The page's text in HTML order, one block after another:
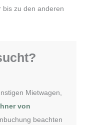
bis zu den anderen
Mietwagen,
von
beachten